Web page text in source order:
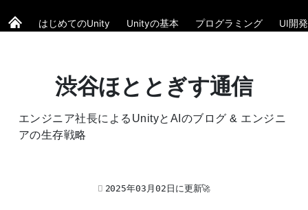
はじめてのUnity Unityの基本 プログラミング UI開発
渋谷ほととぎす通信
エンジニア社長によるUnityとAIのブログ & エンジニ
アの生存戦略
2025年03月02日に更新🚀